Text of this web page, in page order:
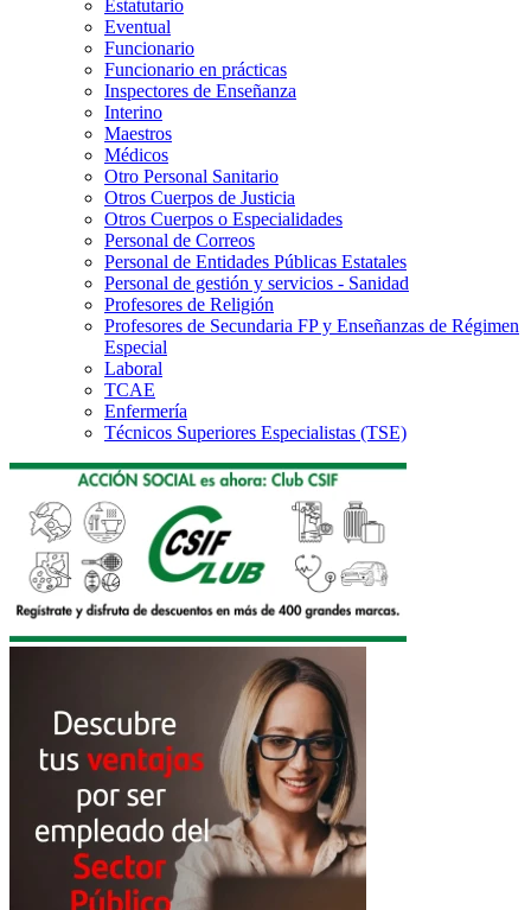
Estatutario
Eventual
Funcionario
Funcionario en prácticas
Inspectores de Enseñanza
Interino
Maestros
Médicos
Otro Personal Sanitario
Otros Cuerpos de Justicia
Otros Cuerpos o Especialidades
Personal de Correos
Personal de Entidades Públicas Estatales
Personal de gestión y servicios - Sanidad
Profesores de Religión
Profesores de Secundaria FP y Enseñanzas de Régimen
Especial
Laboral
TCAE
Enfermería
Técnicos Superiores Especialistas (TSE)